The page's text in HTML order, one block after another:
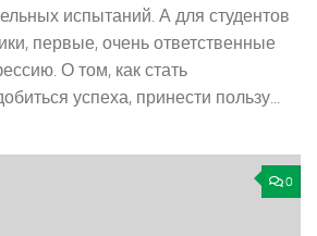
испытаний. А для студентов
первые, очень ответственные
О том, как стать
успеха, принести пользу...
0